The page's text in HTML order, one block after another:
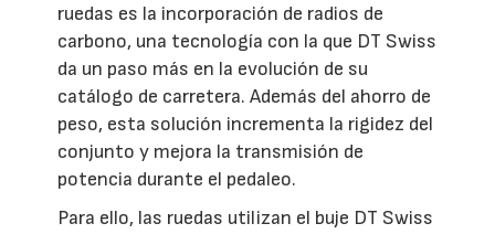
ruedas es la incorporación de radios de
carbono, una tecnología con la que DT Swiss
da un paso más en la evolución de su
catálogo de carretera. Además del ahorro de
peso, esta solución incrementa la rigidez del
conjunto y mejora la transmisión de
potencia durante el pedaleo.
Para ello, las ruedas utilizan el buje DT Swiss